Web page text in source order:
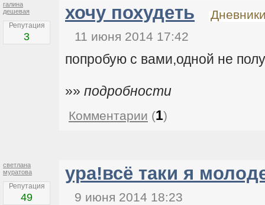
галина
дешевая
Репутация
3
хочу похудеть
11 июня 2014 17:42
попробую с вами,одной не
»» подробности
Комментарии (1)
светлана
муратова
Репутация
49
ура!всё таки я
9 июня 2014 18:23